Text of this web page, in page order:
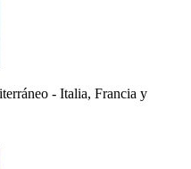
- Italia, Francia y